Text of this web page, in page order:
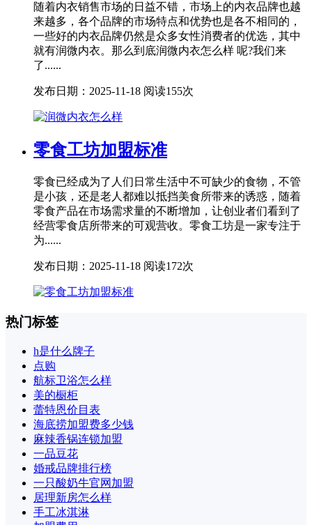
随着内衣销售市场的日益不错，市场上的内衣品牌也越
来越多，各个品牌的市场特点和优势也是各不相同的，
一些好的内衣品牌仍然是众多女性消费者的优选，其中
就有润微内衣。那么到底润微内衣怎么样 呢?我们来
了......
发布日期：2025-11-18 阅读155次
零食工坊加盟标准
零食已经成为了人们日常生活中不可缺少的食物，不管
是小孩，还是老人都难以抵挡美食所带来的诱惑，随着
零食产品在市场需求量的不断增加，让创业者们看到了
经营零食店所带来的可观营收。零食工坊是一家专注于
为......
发布日期：2025-11-18 阅读172次
热门标签
h是什么牌子
点购
航标卫浴怎么样
美的橱柜
蕾特恩价目表
海底捞加盟费多少钱
麻辣香锅连锁加盟
一品豆花
婚戒品牌排行榜
一只酸奶牛官网加盟
居理新房怎么样
手工冰淇淋